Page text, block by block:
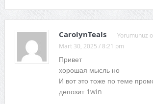
Yorumunuz
CarolynTeals
Mart 30, 2025 / 8:21 pm
Привет
хорошая мысль но
И вот это тоже по теме
депозит 1win